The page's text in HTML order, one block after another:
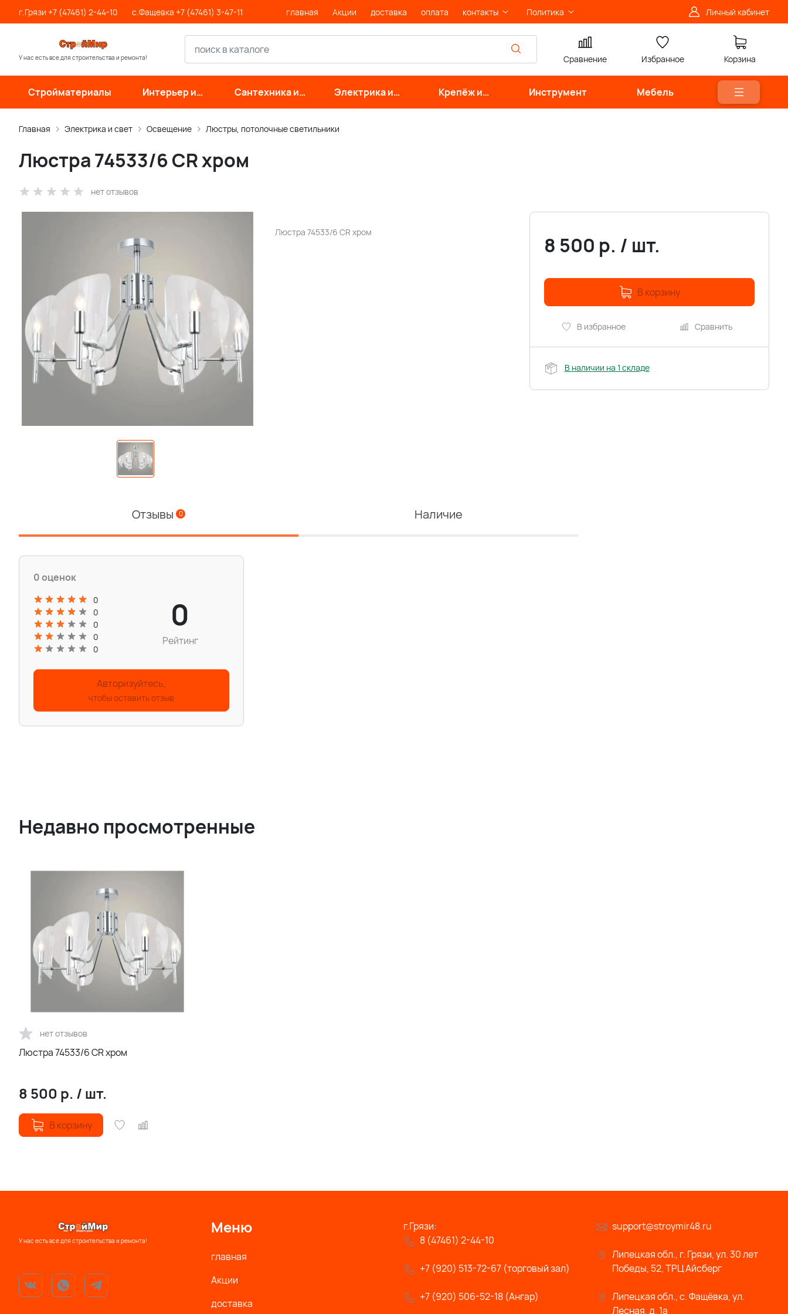
г.Грязи +7 (47461) 2-44-10 с.Фащевка +7 (47461) 3-47-11 главная Акции доставка оплата контакты Политика Личный кабинет
У нас есть все для строительства и ремонта! Сравнение Избранное Корзина
Стройматериалы
Интерьер и
отделка
Сантехника и
инженерные
Электрика и
свет
Крепёж и
фурнитура
Инструмент Мебель
Главная Электрика и свет Освещение Люстры, потолочные светильники
Люстра 74533/6 CR хром
нет отзывов
Люстра 74533/6 CR хром
8 500 р. / шт.
В корзину
В избранное Сравнить
В наличии на 1 складе
Отзывы 0 Наличие
0 оценок
0
0
0
0
0
0
Рейтинг
Авторизуйтесь,
чтобы оставить отзыв
Недавно просмотренные
нет отзывов
Люстра 74533/6 CR хром
8 500 р. / шт.
В корзину
У нас есть все для строительства и ремонта!
support@stroymir48.ru
Липецкая обл., г. Грязи, ул. 30 лет
Победы, 52, ТРЦ Айсберг
Липецкая обл., с. Фащёвка, ул.
Лесная, д. 1а
Меню
главная
Акции
доставка
г.Грязи:
8 (47461) 2-44-10
+7 (920) 513-72-67 (торговый зал)
+7 (920) 506-52-18 (Ангар)